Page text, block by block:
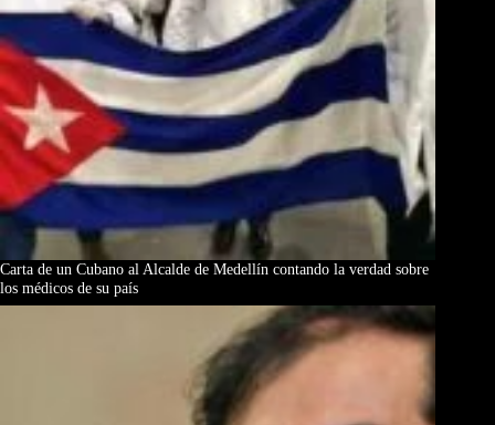
Carta de un Cubano al Alcalde de Medellín contando la verdad sobre
los médicos de su país